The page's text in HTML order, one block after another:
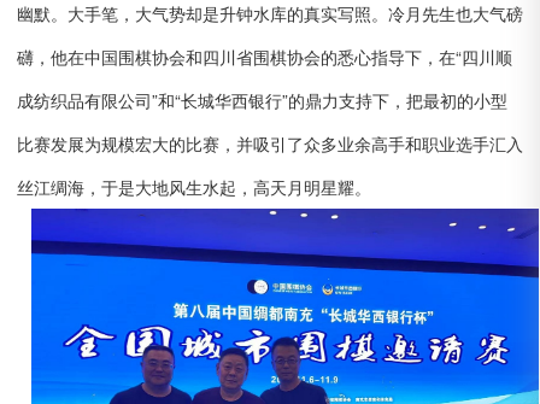
幽默。大手笔，大气势却是升钟水库的真实写照。冷月先生也大气磅
礴，他在中国围棋协会和四川省围棋协会的悉心指导下，在“四川顺
成纺织品有限公司”和“长城华西银行”的鼎力支持下，把最初的小型
比赛发展为规模宏大的比赛，并吸引了众多业余高手和职业选手汇入
丝江绸海，于是大地风生水起，高天月明星耀。